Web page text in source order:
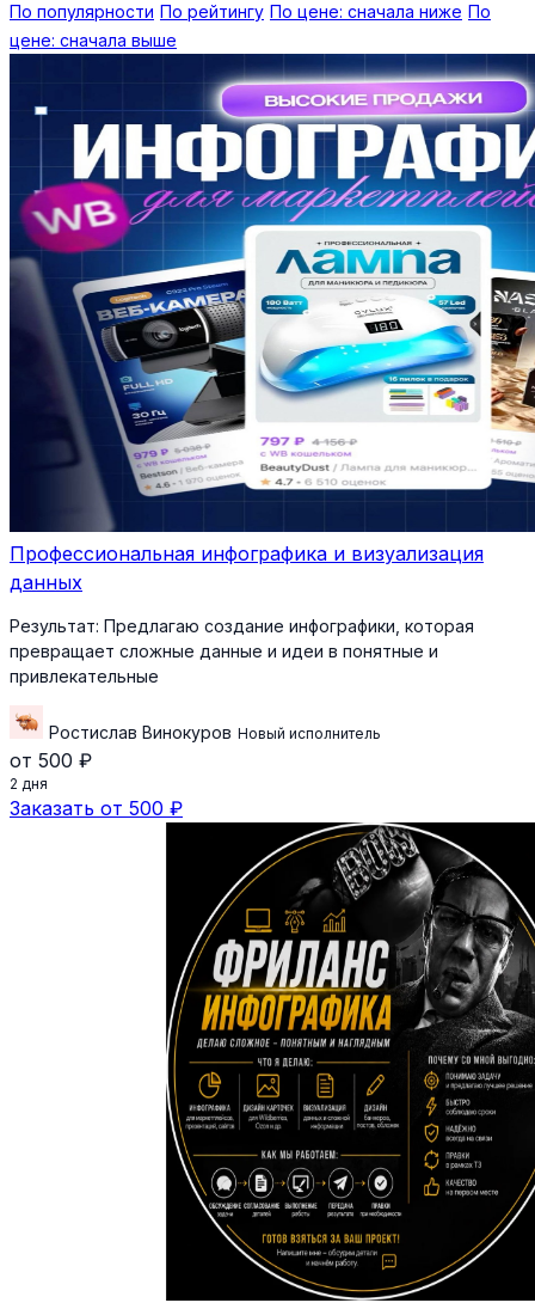
По популярности По рейтингу По цене: сначала ниже По
цене: сначала выше
Профессиональная инфографика и визуализация
данных
Результат: Предлагаю создание инфографики, которая
превращает сложные данные и идеи в понятные и
привлекательные
Ростислав Винокуров Новый исполнитель
от 500 ₽
2 дня
Заказать от 500 ₽